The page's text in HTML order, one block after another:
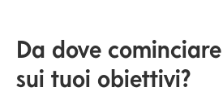
Da dove
sui tuoi obiettivi?